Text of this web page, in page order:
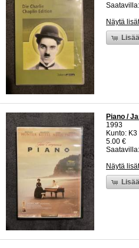
Näytä
Piano /
1993
Kunto:
5.00 €
Näytä